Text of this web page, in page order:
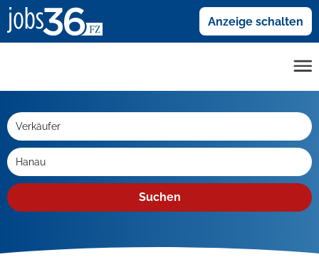
Anzeige schalten
Suchen